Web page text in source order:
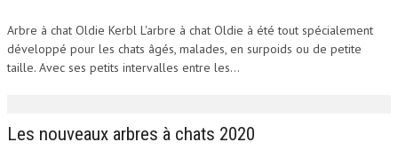
Arbre à chat Oldie Kerbl L'arbre à chat Oldie à été tout spécialement
développé pour les chats âgés, malades, en surpoids ou de petite
taille. Avec ses petits intervalles entre les...
Les nouveaux arbres à chats 2020